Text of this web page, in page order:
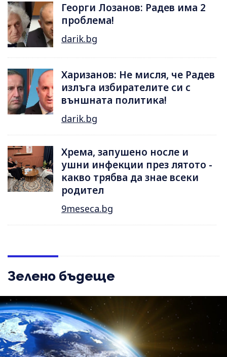
Георги Лозанов: Радев има 2
проблема!
darik.bg
Харизанов: Не мисля, че Радев
излъга избирателите си с
външната политика!
darik.bg
Хрема, запушено носле и
ушни инфекции през лятотo -
какво трябва да знае всеки
родител
9meseca.bg
Зелено бъдеще